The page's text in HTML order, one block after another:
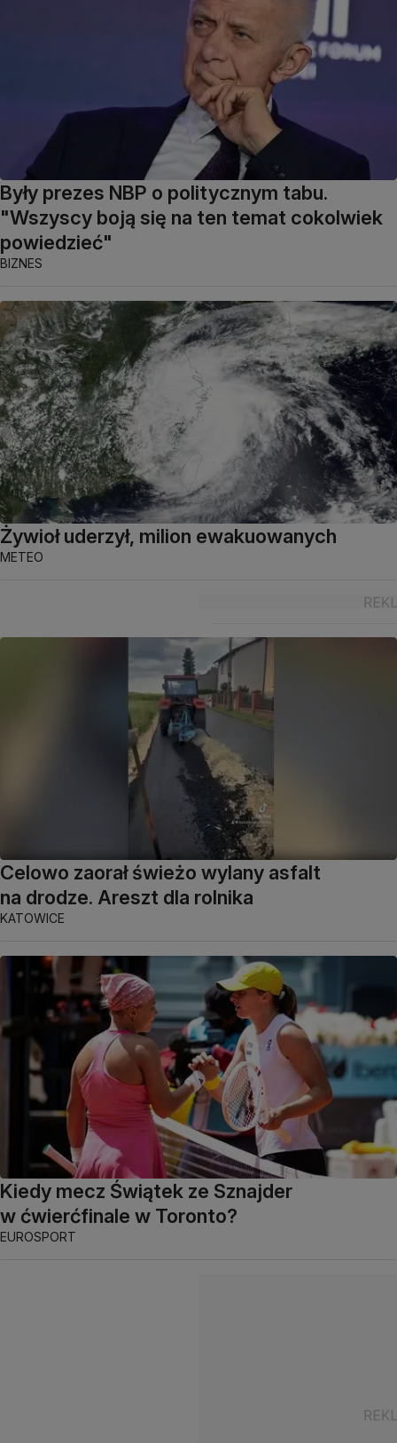
Były prezes NBP o politycznym tabu.
"Wszyscy boją się na ten temat cokolwiek
powiedzieć"
BIZNES
Żywioł uderzył, milion ewakuowanych
METEO
Celowo zaorał świeżo wylany asfalt
na drodze. Areszt dla rolnika
KATOWICE
Kiedy mecz Świątek ze Sznajder
w ćwierćfinale w Toronto?
EUROSPORT